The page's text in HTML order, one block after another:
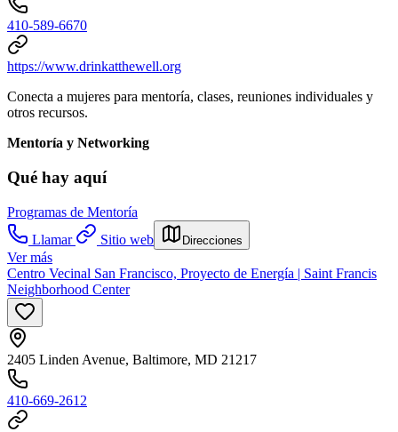
410-589-6670
https://www.drinkatthewell.org
Conecta a mujeres para mentoría, clases, reuniones individuales y
otros recursos.
Mentoría y Networking
Qué hay aquí
Programas de Mentoría
Llamar
Sitio web Direcciones
Ver más
Centro Vecinal San Francisco, Proyecto de Energía | Saint Francis
Neighborhood Center
2405 Linden Avenue, Baltimore, MD 21217
410-669-2612